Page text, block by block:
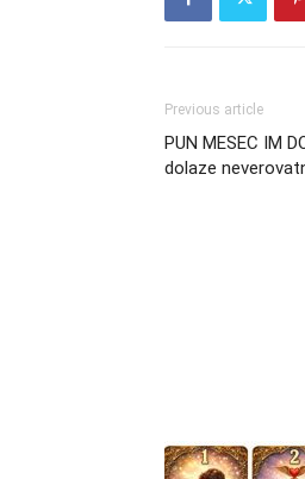
Previous article
PUN MESEC IM
dolaze